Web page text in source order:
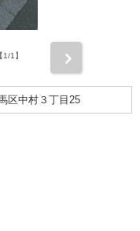
1/1】
区中村３丁目25